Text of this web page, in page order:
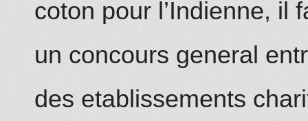
coton pour l’Indienne, il
un concours general
des etablissements